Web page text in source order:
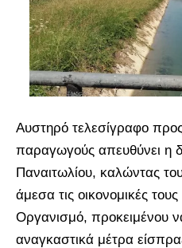
Αυστηρό τελεσίγραφο
παραγωγούς απευθύνει η
Παναιτωλίου, καλώντας
άμεσα τις οικονομικές
Οργανισμό, προκειμένου
αναγκαστικά μέτρα